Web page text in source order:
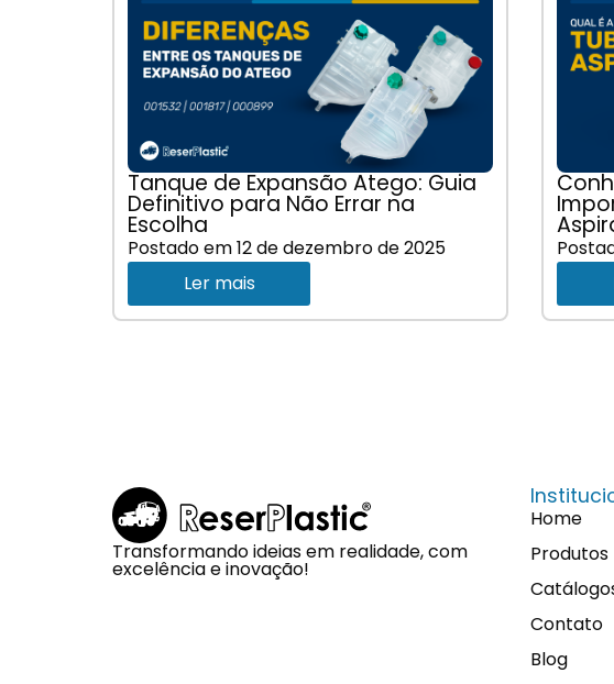
Tanque de Expansão Atego: Guia
Definitivo para Não Errar na
Escolha
Postado em12 de dezembro de 2025
Ler mais
Transformando ideias em realidade, com
excelência e inovação!
Home
Produtos
Contato
Blog